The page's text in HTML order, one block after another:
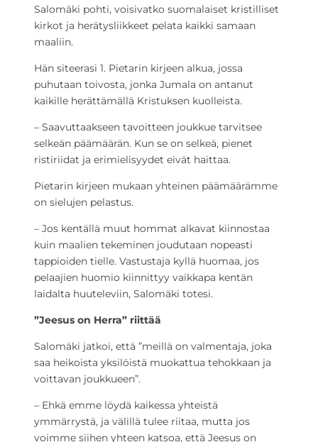
Salomäki pohti, voisivatko suomalaiset kristilliset
kirkot ja herätysliikkeet pelata kaikki samaan
maaliin.
Hän siteerasi 1. Pietarin kirjeen alkua, jossa
puhutaan toivosta, jonka Jumala on antanut
kaikille herättämällä Kristuksen kuolleista.
– Saavuttaakseen tavoitteen joukkue tarvitsee
selkeän päämäärän. Kun se on selkeä, pienet
ristiriidat ja erimielisyydet eivät haittaa.
Pietarin kirjeen mukaan yhteinen päämäärämme
on sielujen pelastus.
– Jos kentällä muut hommat alkavat kiinnostaa
kuin maalien tekeminen joudutaan nopeasti
tappioiden tielle. Vastustaja kyllä huomaa, jos
pelaajien huomio kiinnittyy vaikkapa kentän
laidalta huuteleviin, Salomäki totesi.
”Jeesus on Herra” riittää
Salomäki jatkoi, että ”meillä on valmentaja, joka
saa heikoista yksilöistä muokattua tehokkaan ja
voittavan joukkueen”.
– Ehkä emme löydä kaikessa yhteistä
ymmärrystä, ja välillä tulee riitaa, mutta jos
voimme siihen yhteen katsoa, että Jeesus on